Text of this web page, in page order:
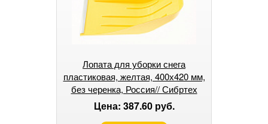
Лопата для уборки снега
пластиковая, желтая, 400х420 мм,
без черенка, Россия// Сибртех
Цена: 387.60 руб.